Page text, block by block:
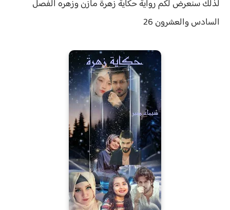
لذلك سنعرض لكمروايةحكاية زهرة مازن وزهره الفصل
السادس والعشرون 26